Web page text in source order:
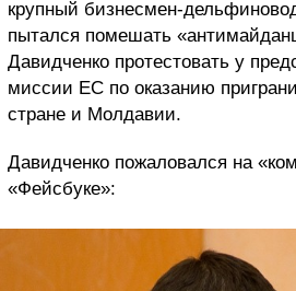
крупный бизнесмен-
пытался помешать
Давидченко протестовать у
миссии ЕС по оказанию
стране и Молдавии.
Давидченко пожаловался на
«Фейсбуке»: